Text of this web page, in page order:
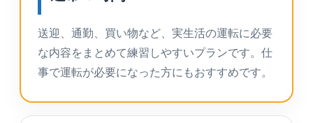
送迎、通勤、買い物など、実生活の運転に必要
な内容をまとめて練習しやすいプランです。仕
事で運転が必要になった方にもおすすめです。